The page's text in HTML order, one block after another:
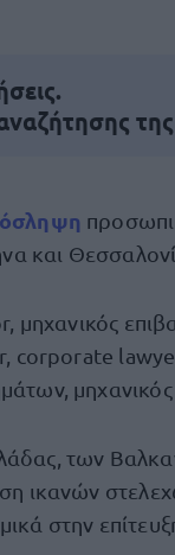
και
μηχανικός
των
ικανών
στην